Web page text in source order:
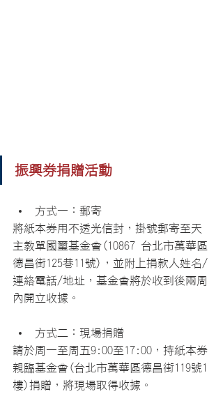
振興券捐贈活動
方式一：郵寄
將紙本券用不透光信封，掛號郵寄至天
主教單國璽基金會(10867 台北市萬華區
德昌街125巷11號)，並附上捐款人姓名/
連絡電話/地址，基金會將於收到後兩周
內開立收據。
方式二：現場捐贈
請於周一至周五9:00至17:00，持紙本券
親臨基金會(台北市萬華區德昌街119號1
樓)捐贈，將現場取得收據。